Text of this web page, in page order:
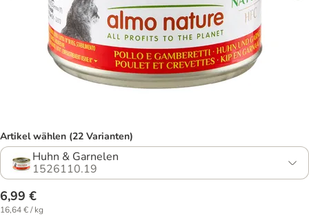
Artikel wählen (22 Varianten)
Huhn & Garnelen
1526110.19
6,99 €
16,64 € / kg